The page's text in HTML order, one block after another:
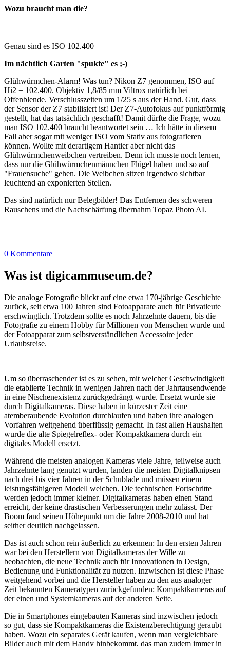
Wozu braucht man die?
Genau sind es ISO 102.400
Im nächtlich Garten "spukte" es ;-)
Glühwürmchen-Alarm! Was tun? Nikon Z7 genommen, ISO auf
Hi2 = 102.400. Objektiv 1,8/85 mm Viltrox natürlich bei
Offenblende. Verschlusszeiten um 1/25 s aus der Hand. Gut, dass
der Sensor der Z7 stabilisiert ist! Der Z7-Autofokus auf punktförmig
gestellt, hat das tatsächlich geschafft! Damit dürfte die Frage, wozu
man ISO 102.400 braucht beantwortet sein … Ich hätte in diesem
Fall aber sogar mit weniger ISO vom Stativ aus fotografieren
können. Wollte mit derartigem Hantier aber nicht das
Glühwürmchenweibchen vertreiben. Denn ich musste noch lernen,
dass nur die Glühwürmchenmännchen Flügel haben und so auf
"Frauensuche" gehen. Die Weibchen sitzen irgendwo sichtbar
leuchtend an exponierten Stellen.
Das sind natürlich nur Belegbilder! Das Entfernen des schweren
Rauschens und die Nachschärfung übernahm Topaz Photo AI.
0 Kommentare
Was ist digicammuseum.de?
Die analoge Fotografie blickt auf eine etwa 170-jährige Geschichte
zurück, seit etwa 100 Jahren sind Fotoapparate auch für Privatleute
erschwinglich. Trotzdem sollte es noch Jahrzehnte dauern, bis die
Fotografie zu einem Hobby für Millionen von Menschen wurde und
der Fotoapparat zum selbstverständlichen Accessoire jeder
Urlaubsreise.
Um so überraschender ist es zu sehen, mit welcher Geschwindigkeit
die etablierte Technik in wenigen Jahren nach der Jahrtausendwende
in eine Nischenexistenz zurückgedrängt wurde. Ersetzt wurde sie
durch Digitalkameras. Diese haben in kürzester Zeit eine
atemberaubende Evolution durchlaufen und haben ihre analogen
Vorfahren weitgehend überflüssig gemacht. In fast allen Haushalten
wurde die alte Spiegelreflex- oder Kompaktkamera durch ein
digitales Modell ersetzt.
Während die meisten analogen Kameras viele Jahre, teilweise auch
Jahrzehnte lang genutzt wurden, landen die meisten Digitalknipsen
nach drei bis vier Jahren in der Schublade und müssen einem
leistungsfähigeren Modell weichen. Die technischen Fortschritte
werden jedoch immer kleiner. Digitalkameras haben einen Stand
erreicht, der keine drastischen Verbesserungen mehr zulässt. Der
Boom fand seinen Höhepunkt um die Jahre 2008-2010 und hat
seither deutlich nachgelassen.
Das ist auch schon rein äußerlich zu erkennen: In den ersten Jahren
war bei den Herstellern von Digitalkameras der Wille zu
beobachten, die neue Technik auch für Innovationen in Design,
Bedienung und Funktionalität zu nutzen. Inzwischen ist diese Phase
weitgehend vorbei und die Hersteller haben zu den aus analoger
Zeit bekannten Kameratypen zurückgefunden: Kompaktkameras auf
der einen und Systemkameras auf der anderen Seite.
Die in Smartphones eingebauten Kameras sind inzwischen jedoch
so gut, dass sie Kompaktkameras die Existenzberechtigung geraubt
haben. Wozu ein separates Gerät kaufen, wenn man vergleichbare
Bilder auch mit dem Handy hinbekommt, das man zudem immer in